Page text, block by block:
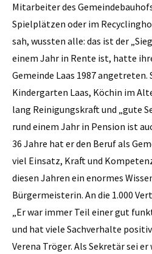
Mitarbeiter des
Spielplätzen oder im
sah, wussten alle: das ist der
einem Jahr in Rente ist, hatte
Gemeinde Laas 1987 angetreten.
Kindergarten Laas, Köchin im
lang Reinigungskraft und „gute
rund einem Jahr in Pension ist
36 Jahre hat er den Beruf als
viel Einsatz, Kraft und
diesen Jahren ein enormes
Bürgermeisterin. An die 1.000
„Er war immer Teil einer gut
und hat viele Sachverhalte
Verena Tröger. Als Sekretär sei